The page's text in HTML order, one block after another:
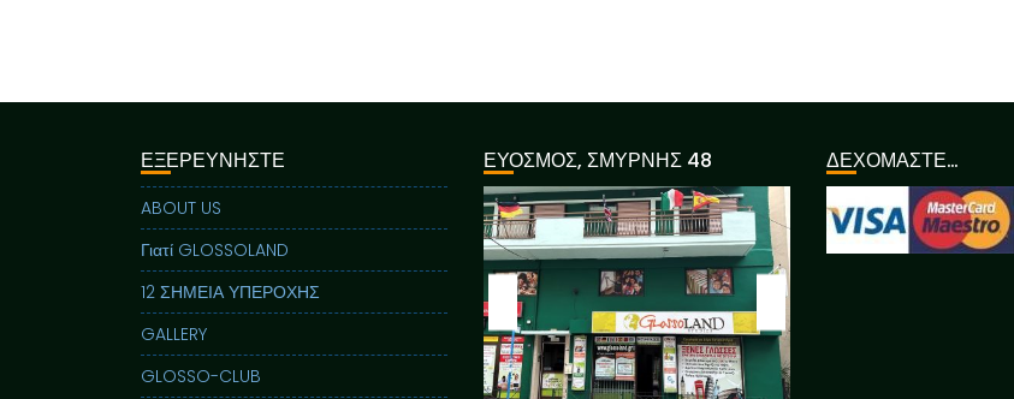
ΕΞΕΡΕΥΝΗΣΤΕ
ABOUT US
Γιατί GLOSSOLAND
12 ΣΗΜΕΙΑ ΥΠΕΡΟΧΗΣ
GALLERY
GLOSSO-CLUB
ΕΥΟΣΜΟΣ, ΣΜΥΡΝΗΣ 48 ΔΕΧΟΜΑΣΤΕ…